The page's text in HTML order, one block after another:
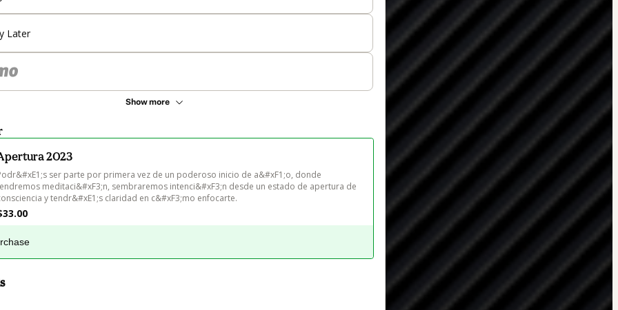
Later
Show more
2023
ser parte por primera vez de un poderoso inicio de a&#xF1;o, donde
meditaci&#xF3;n, sembraremos intenci&#xF3;n desde un estado de apertura de
y tendr&#xE1;s claridad en c&#xF3;mo enfocarte.